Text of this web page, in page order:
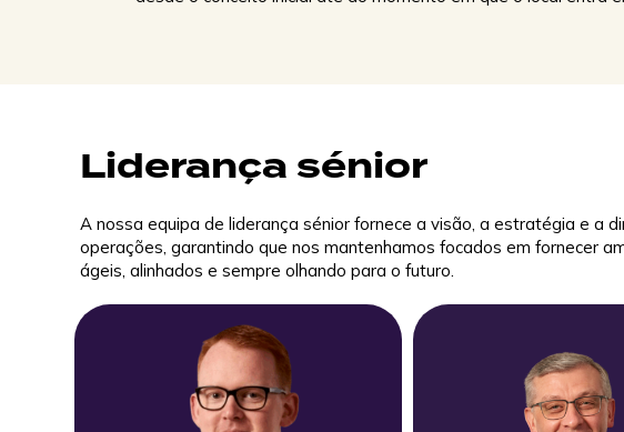
Sistemas de cobertura
Soluções modulares de cobertura que melhoram
hardware de carregamento.
identidade
Liderança sénior
A nossa equipa de liderança sénior fornece a visão, a estratégia e a
operações, garantindo que nos mantenhamos focados em fornecer
ágeis, alinhados e sempre olhando para o futuro.